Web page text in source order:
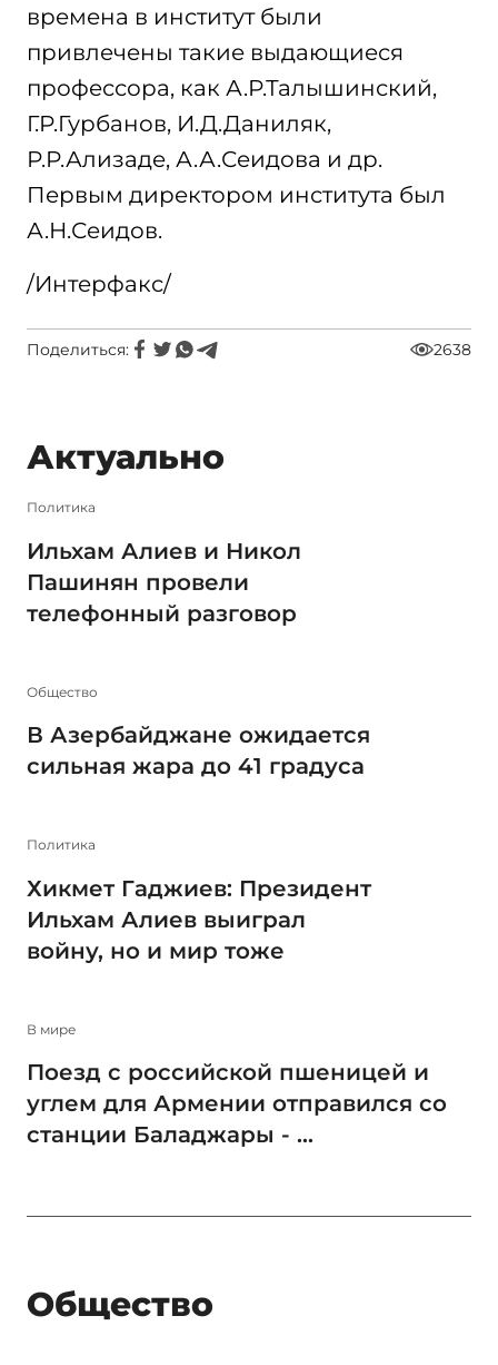
времена в институт были
привлечены такие выдающиеся
профессора, как А.Р.Талышинский,
Г.Р.Гурбанов, И.Д.Даниляк,
Р.Р.Ализаде, А.А.Сеидова и др.
Первым директором института был
А.Н.Сеидов.
/Интерфакс/
Поделиться: 2638
Актуально
Политика
Ильхам Алиев и Никол
Пашинян провели
телефонный разговор
Общество
В Азербайджане ожидается
сильная жара до 41 градуса
Политика
Хикмет Гаджиев: Президент
Ильхам Алиев выиграл
войну, но и мир тоже
В мире
Поезд с российской пшеницей и
углем для Армении отправился со
станции Баладжары - ...
Общество